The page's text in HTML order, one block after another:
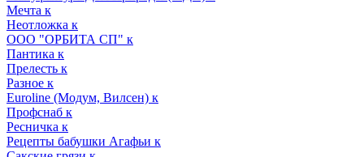
Мечта к
Неотложка к
ООО "ОРБИТА СП" к
Пантика к
Прелесть к
Разное к
Euroline (Модум, Вилсен) к
Профснаб к
Ресничка к
Рецепты бабушки Агафьи к